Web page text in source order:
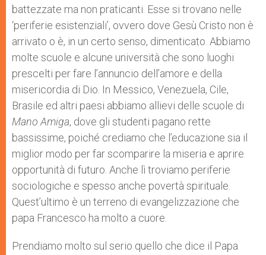
battezzate ma non praticanti. Esse si trovano nelle
‘periferie esistenziali’, ovvero dove Gesù Cristo non è
arrivato o è, in un certo senso, dimenticato. Abbiamo
molte scuole e alcune università che sono luoghi
prescelti per fare l’annuncio dell’amore e della
misericordia di Dio. In Messico, Venezuela, Cile,
Brasile ed altri paesi abbiamo allievi delle scuole di
Mano Amiga, dove gli studenti pagano rette
bassissime, poiché crediamo che l’educazione sia il
miglior modo per far scomparire la miseria e aprire
opportunità di futuro. Anche lì troviamo periferie
sociologiche e spesso anche povertà spirituale.
Quest’ultimo è un terreno di evangelizzazione che
papa Francesco ha molto a cuore.
Prendiamo molto sul serio quello che dice il Papa